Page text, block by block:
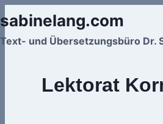
Zum
Inhalt
springen
sabinelang.com
Text- und Übersetzungsbüro Dr.
Lektorat